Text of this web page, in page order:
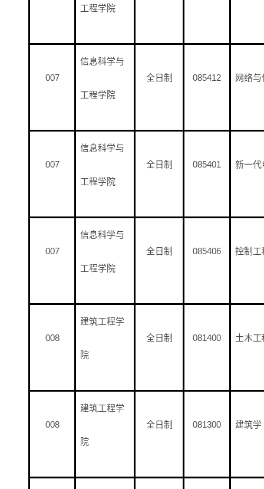
工程学院
007
信息科学与
工程学院
全日制 085412 网络
007
信息科学与
工程学院
全日制 085401 新一代
007
信息科学与
工程学院
全日制 085406 控制工
008
建筑工程学
院
全日制 081400 土木工
008
建筑工程学
院
全日制 081300 建筑学